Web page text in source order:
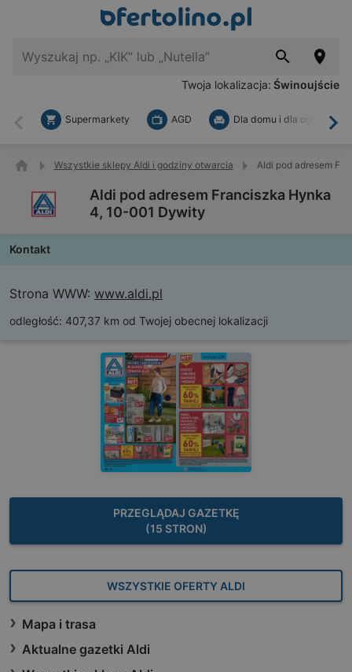
Twoja lokalizacja: Świnoujście
Wstecz
Supermarkety AGD Dla domu i dla ogrodu
Wszystkie sklepy Aldi i godziny otwarcia Aldi pod adresem
Aldi pod adresem Franciszka Hynka
4, 10-001 Dywity
Kontakt
Strona WWW: www.aldi.pl
odległość: 407,37 km od Twojej obecnej lokalizacji
PRZEGLĄDAJ GAZETKĘ
(15 STRON)
WSZYSTKIE OFERTY ALDI
Mapa i trasa
Aktualne gazetki Aldi